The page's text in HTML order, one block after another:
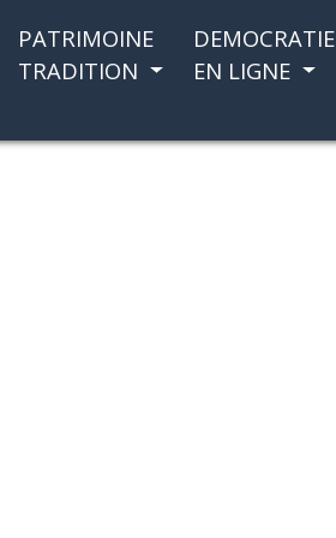
PATRIMOINE
TRADITION
DEMOCRATIE
EN LIGNE